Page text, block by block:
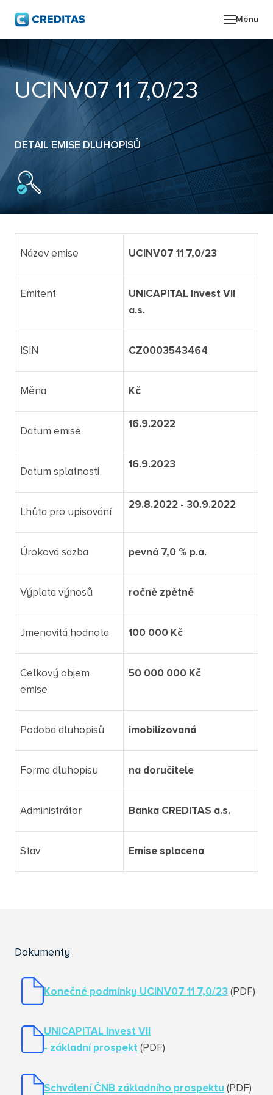
Menu
PRO
UCINV07 11 7,0/23
DETAIL EMISE DLUHOPISŮ
Název emise UCINV07 11 7,0/23
Emitent
UNICAPITAL Invest VII
a.s.
ISIN CZ0003543464
Měna Kč
Datum emise
16.9.2022
Datum splatnosti
16.9.2023
Lhůta pro upisování
29.8.2022 - 30.9.2022
Úroková sazba pevná 7,0 % p.a.
Výplata výnosů ročně zpětně
Jmenovitá hodnota 100 000 Kč
Celkový objem
emise
50 000 000 Kč
Podoba dluhopisů imobilizovaná
Forma dluhopisu na doručitele
Administrátor Banka CREDITAS a.s.
Stav Emise splacena
Dokumenty
Konečné podmínky UCINV07 11 7,0/23 (PDF)
UNICAPITAL Invest VII
- základní prospekt (PDF)
Schválení ČNB základního prospektu (PDF)